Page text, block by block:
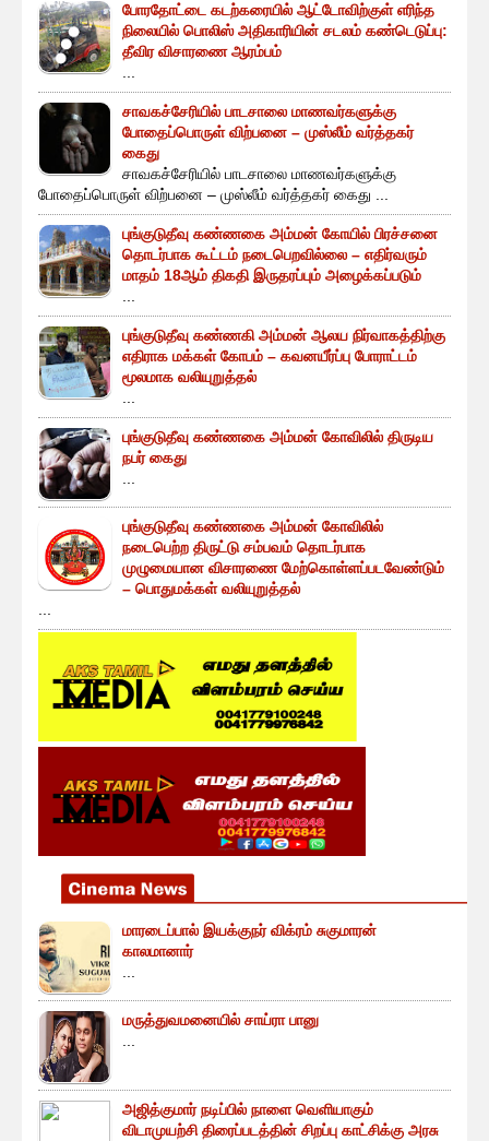
போரதோட்டை கடற்கரையில் ஆட்டோவிற்குள் எரிந்த
நிலையில் பொலிஸ் அதிகாரியின் சடலம் கண்டெடுப்பு:
தீவிர விசாரணை ஆரம்பம்
...
சாவகச்சேரியில் பாடசாலை மாணவர்களுக்கு
போதைப்பொருள் விற்பனை – முஸ்லீம் வர்த்தகர்
கைது
சாவகச்சேரியில் பாடசாலை மாணவர்களுக்கு
போதைப்பொருள் விற்பனை – முஸ்லீம் வர்த்தகர் கைது ...
புங்குடுதீவு கண்ணகை அம்மன் கோயில் பிரச்சனை
தொடர்பாக கூட்டம் நடைபெறவில்லை – எதிர்வரும்
மாதம் 18ஆம் திகதி இருதரப்பும் அழைக்கப்படும்
...
புங்குடுதீவு கண்ணகி அம்மன் ஆலய நிர்வாகத்திற்கு
எதிராக மக்கள் கோபம் – கவனயீர்ப்பு போராட்டம்
மூலமாக வலியுறுத்தல்
...
புங்குடுதீவு கண்ணகை அம்மன் கோவிலில் திருடிய
நபர் கைது
...
புங்குடுதீவு கண்ணகை அம்மன் கோவிலில்
நடைபெற்ற திருட்டு சம்பவம் தொடர்பாக
முழுமையான விசாரணை மேற்கொள்ளப்படவேண்டும்
– பொதுமக்கள் வலியுறுத்தல்
...
மாரடைப்பால் இயக்குநர் விக்ரம் சுகுமாரன்
காலமானார்
...
மருத்துவமனையில் சாய்ரா பானு
...
அஜித்குமார் நடிப்பில் நாளை வெளியாகும்
விடாமுயற்சி திரைப்படத்தின் சிறப்பு காட்சிக்கு அரசு